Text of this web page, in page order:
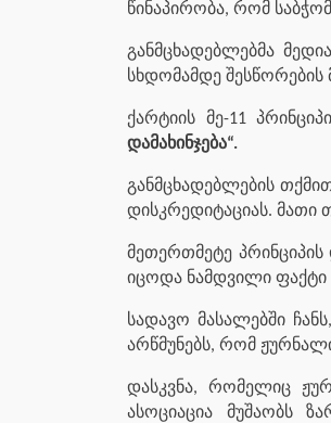
წინაპირობა, რომ
განმცხადებლებმა
სხდომამდე
ქარტიის მე-11
დამახინჯება“.
განმცხადებლების
დისკრედიტაციას. მათი
მეთერთმეტე
იცოდა ნამდვილი ფაქტი
სადავო მასალებში
არწმუნებს, რომ
დასკვნა, რომელიც
ასოციაცია მუშაობს